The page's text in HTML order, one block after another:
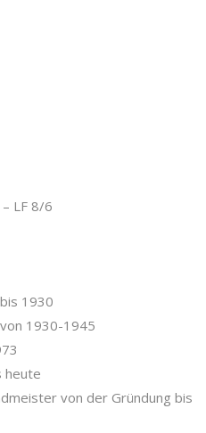
LF 8/6
1930
1930-1945
heute
von der Gründung bis